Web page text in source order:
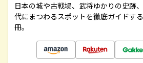
日本の城や古戦場、武将ゆかりの史跡
代にまつわるスポットを徹底ガイドす
冊。